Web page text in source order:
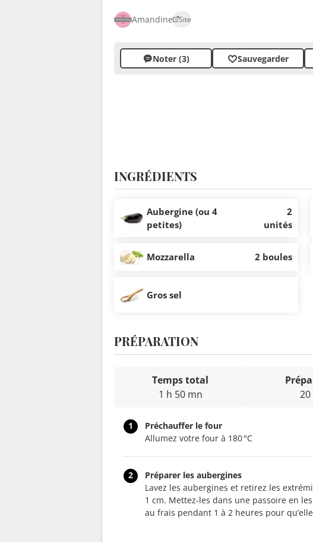
un légume emblématique de la cuisine
italien.
Amandine Site
Noter (3) Sauvegarder
INGRÉDIENTS
Aubergine (ou 4
petites)
2
unités
Mozzarella 2 boules
Gros sel
PRÉPARATION
Temps total
1 h 50 mn
1
Préchauffer le four
Allumez votre four à 180 °C
2
Préparer les aubergines
Lavez les aubergines et retirez les
1 cm. Mettez-les dans une passoire en
au frais pendant 1 à 2 heures pour